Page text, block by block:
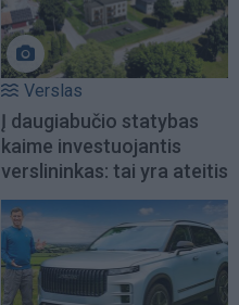
Verslas
Į daugiabučio statybas
kaime investuojantis
verslininkas: tai yra ateitis